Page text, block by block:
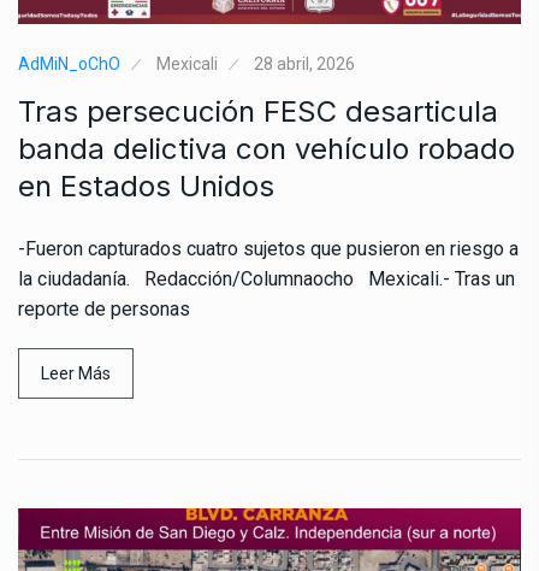
AdMiN_oChO Mexicali 28 abril, 2026
Tras persecución FESC desarticula
banda delictiva con vehículo robado
en Estados Unidos
-Fueron capturados cuatro sujetos que pusieron en riesgo a
la ciudadanía. Redacción/Columnaocho Mexicali.- Tras un
reporte de personas
Leer Más